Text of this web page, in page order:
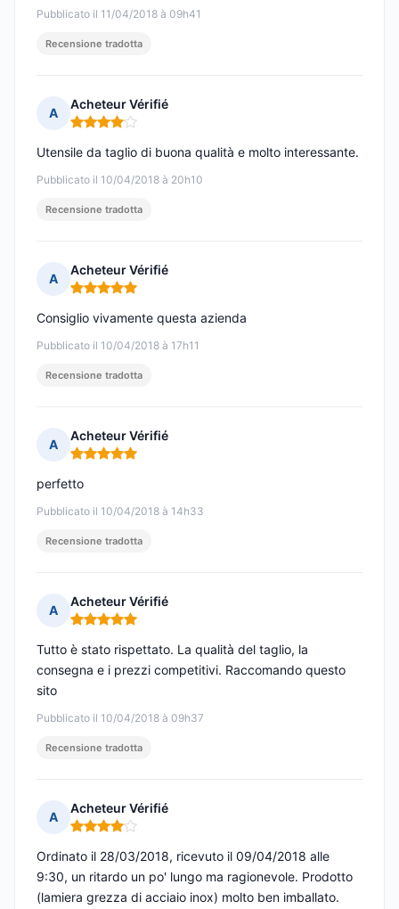
Pubblicato il 11/04/2018 à 09h41
Recensione tradotta
A
Acheteur Vérifié
Nota: 4 su 5
Pubblicato il 10/04/2018 à 20h10
Utensile da taglio di buona qualità e molto interessante.
Recensione tradotta
A
Acheteur Vérifié
Nota: 5 su 5
Pubblicato il 10/04/2018 à 17h11
Consiglio vivamente questa azienda
Recensione tradotta
A
Acheteur Vérifié
Nota: 5 su 5
Pubblicato il 10/04/2018 à 14h33
perfetto
Recensione tradotta
A
Acheteur Vérifié
Nota: 5 su 5
Pubblicato il 10/04/2018 à 09h37
Tutto è stato rispettato. La qualità del taglio, la
consegna e i prezzi competitivi. Raccomando questo
sito
Recensione tradotta
A
Acheteur Vérifié
Nota: 4 su 5
Ordinato il 28/03/2018, ricevuto il 09/04/2018 alle
9:30, un ritardo un po' lungo ma ragionevole. Prodotto
(lamiera grezza di acciaio inox) molto ben imballato.